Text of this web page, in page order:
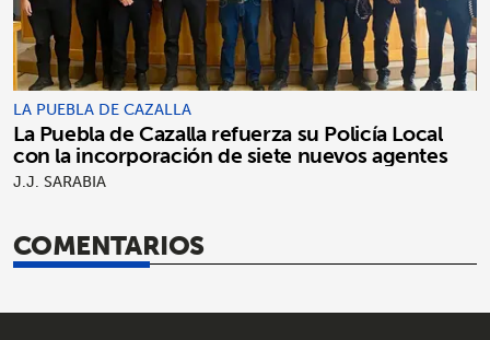
LA PUEBLA DE CAZALLA
La Puebla de Cazalla refuerza su Policía Local
con la incorporación de siete nuevos agentes
J.J. SARABIA
COMENTARIOS